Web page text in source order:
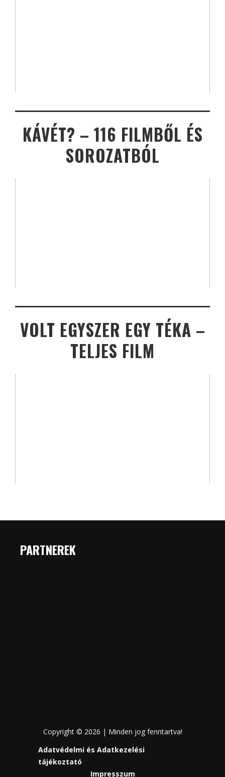
KÁVÉT? – 116 FILMBŐL ÉS
SOROZATBÓL
VOLT EGYSZER EGY TÉKA –
TELJES FILM
PARTNEREK
Copyright © 2026 | Minden jog fenntartva!
Adatvédelmi és Adatkezelési
tájékoztató
Impresszum